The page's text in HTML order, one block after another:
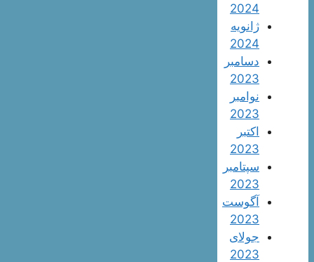
2024
ژانویه
2024
دسامبر
2023
نوامبر
2023
اکتبر
2023
سپتامبر
2023
آگوست
2023
جولای
2023